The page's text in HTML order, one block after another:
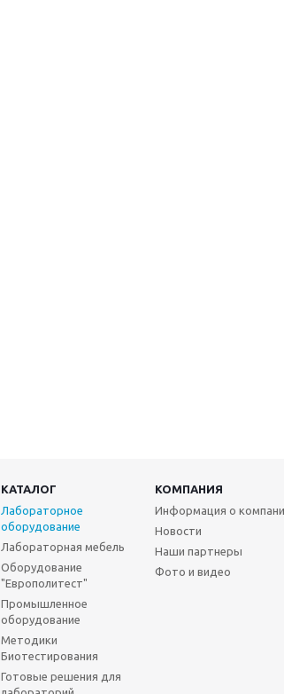
КАТАЛОГ КОМПАНИЯ
Лабораторное
оборудование
Лабораторная мебель
Оборудование
"Европолитест"
Промышленное
оборудование
Методики
Биотестирования
Готовые решения для
Информация о
Новости
Наши партнеры
Фото и видео